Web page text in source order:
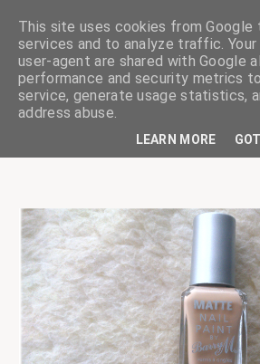
This site uses cookies from Google
services and to analyze traffic. Your
user-agent are shared with Google
performance and security metrics
service, generate usage statistics,
address abuse.
LEARN MORE